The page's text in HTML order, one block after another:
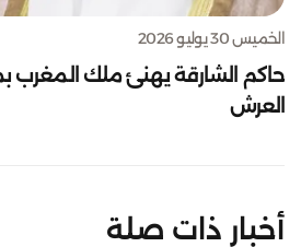
الخميس 30 يوليو 2026
حاكم الشارقة يهنئ ملك المغرب
العرش
أخبار ذات صلة